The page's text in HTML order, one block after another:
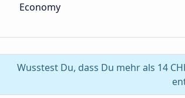
Economy
Wusstest Du, dass Du mehr als 14